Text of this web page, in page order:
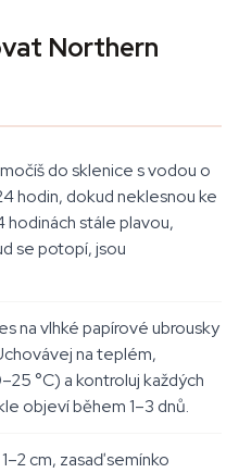
Northern
do sklenice s vodou o
hodin, dokud neklesnou ke
hodinách stále plavou,
se potopí, jsou
na vlhké papírové ubrousky
na teplém,
°C) a kontroluj každých
objeví během 1–3 dnů.
cm, zasaď semínko